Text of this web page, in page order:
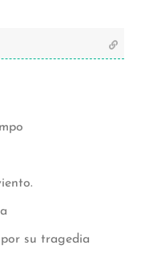
su tragedia